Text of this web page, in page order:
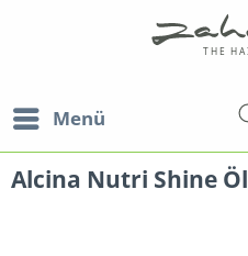
Menü
Alcina Nutri Shine